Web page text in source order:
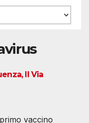
Il Via
vaccino